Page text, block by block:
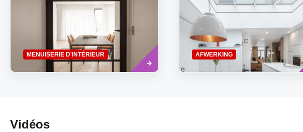
intemporelle. "STEELIT® représente
MENUISERIE D'INTÉRIEUR
Read
more
AFWERKING
Vidéos